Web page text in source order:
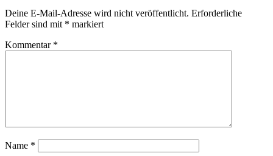
Deine E-Mail-Adresse wird nicht veröffentlicht. Erforderliche
Felder sind mit * markiert
Kommentar *
Name *